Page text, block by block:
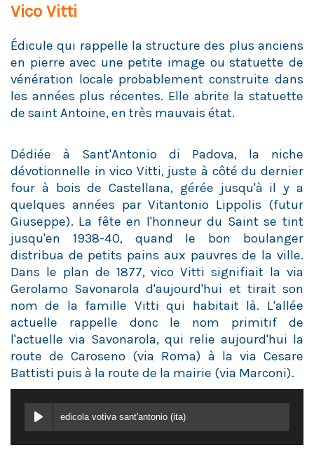
Vico Vitti
Édicule qui rappelle la structure des plus anciens
en pierre avec une petite image ou statuette de
vénération locale probablement construite dans
les années plus récentes. Elle abrite la statuette
de saint Antoine, en très mauvais état.
Dédiée à Sant'Antonio di Padova, la niche
dévotionnelle in vico Vitti, juste à côté du dernier
four à bois de Castellana, gérée jusqu'à il y a
quelques années par Vitantonio Lippolis (futur
Giuseppe). La fête en l'honneur du Saint se tint
jusqu'en 1938-40, quand le bon boulanger
distribua de petits pains aux pauvres de la ville.
Dans le plan de 1877, vico Vitti signifiait la via
Gerolamo Savonarola d'aujourd'hui et tirait son
nom de la famille Vitti qui habitait là. L'allée
actuelle rappelle donc le nom primitif de
l'actuelle via Savonarola, qui relie aujourd'hui la
route de Caroseno (via Roma) à la via Cesare
Battisti puis à la route de la mairie (via Marconi).
edicola votiva sant'antonio (ita)